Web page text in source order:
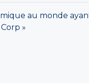
au monde
»